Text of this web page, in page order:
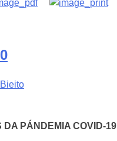
PÁNDEMIA COVID-19